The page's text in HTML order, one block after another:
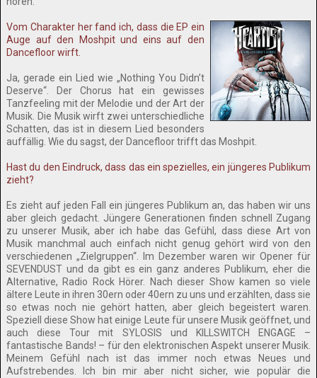
Vom Charakter her fand ich, dass die EP ein
Auge auf den Moshpit und eins auf den
Dancefloor wirft.
Ja, gerade ein Lied wie „Nothing You Didn’t
Deserve“. Der Chorus hat ein gewisses
Tanzfeeling mit der Melodie und der Art der
Musik. Die Musik wirft zwei unterschiedliche
Schatten, das ist in diesem Lied besonders
auffällig. Wie du sagst, der Dancefloor trifft das Moshpit.
Hast du den Eindruck, dass das ein spezielles, ein jüngeres Publikum
zieht?
Es zieht auf jeden Fall ein jüngeres Publikum an, das haben wir uns
aber gleich gedacht. Jüngere Generationen finden schnell Zugang
zu unserer Musik, aber ich habe das Gefühl, dass diese Art von
Musik manchmal auch einfach nicht genug gehört wird von den
verschiedenen „Zielgruppen“. Im Dezember waren wir Opener für
SEVENDUST und da gibt es ein ganz anderes Publikum, eher die
Alternative, Radio Rock Hörer. Nach dieser Show kamen so viele
ältere Leute in ihren 30ern oder 40ern zu uns und erzählten, dass sie
so etwas noch nie gehört hatten, aber gleich begeistert waren.
Speziell diese Show hat einige Leute für unsere Musik geöffnet, und
auch diese Tour mit SYLOSIS und KILLSWITCH ENGAGE –
fantastische Bands! – für den elektronischen Aspekt unserer Musik.
Meinem Gefühl nach ist das immer noch etwas Neues und
Aufstrebendes. Ich bin mir aber nicht sicher, wie populär die